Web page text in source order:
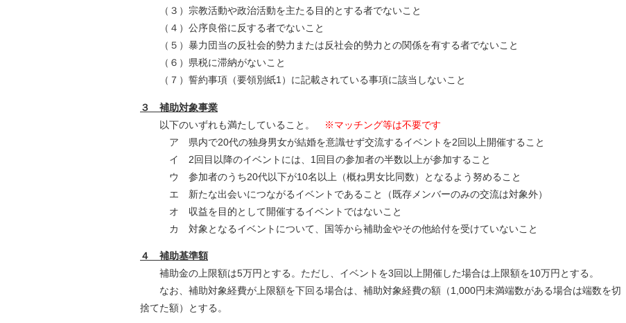
（３）宗教活動や政治活動を主たる目的とする者でないこと
（４）公序良俗に反する者でないこと
（５）暴力団当の反社会的勢力または反社会的勢力との関係を有する者でないこと
（６）県税に滞納がないこと
（７）誓約事項（要領別紙1）に記載されている事項に該当しないこと
３ 補助対象事業
以下のいずれも満たしていること。
※マッチング等は不要です
ア 県内で20代の独身男女が結婚を意識せず交流するイベントを2回以上開催すること
イ 2回目以降のイベントには、1回目の参加者の半数以上が参加すること
ウ 参加者のうち20代以下が10名以上（概ね男女比同数）となるよう努めること
エ 新たな出会いにつながるイベントであること（既存メンバーのみの交流は対象外）
オ 収益を目的として開催するイベントではないこと
カ 対象となるイベントについて、国等から補助金やその他給付を受けていないこと
４ 補助基準額
補助金の上限額は5万円とする。ただし、イベントを3回以上開催した場合は上限額を10万円とする。
なお、補助対象経費が上限額を下回る場合は、補助対象経費の額（1,000円未満端数がある場合は端数を切
捨てた額）とする。